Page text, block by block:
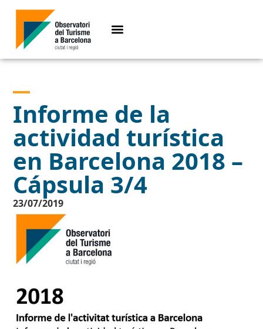
Informe de la
actividad turística
en Barcelona 2018 –
Cápsula 3/4
23/07/2019